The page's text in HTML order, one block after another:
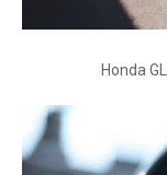
Honda